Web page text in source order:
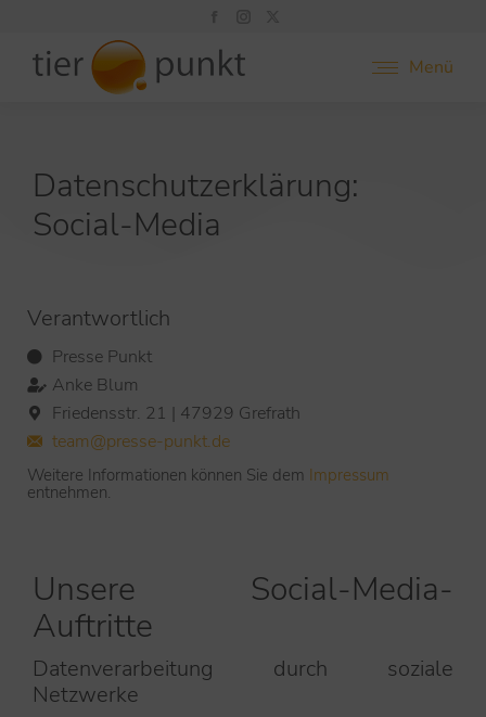
Menü
Datenschutzerklärung:
Social-Media
Verantwortlich
Presse Punkt
Anke Blum
Friedensstr. 21 | 47929 Grefrath
team@presse-punkt.de
Weitere Informationen können Sie dem Impressum
entnehmen.
Unsere Social-Media-
Auftritte
Datenverarbeitung durch soziale
Netzwerke